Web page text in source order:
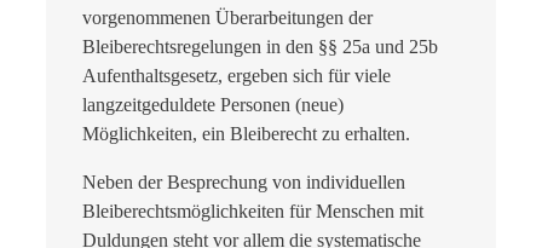
vorgenommenen Überarbeitungen der
Bleiberechtsregelungen in den §§ 25a und 25b
Aufenthaltsgesetz, ergeben sich für viele
langzeitgeduldete Personen (neue)
Möglichkeiten, ein Bleiberecht zu erhalten.
Neben der Besprechung von individuellen
Bleiberechtsmöglichkeiten für Menschen mit
Duldungen steht vor allem die systematische